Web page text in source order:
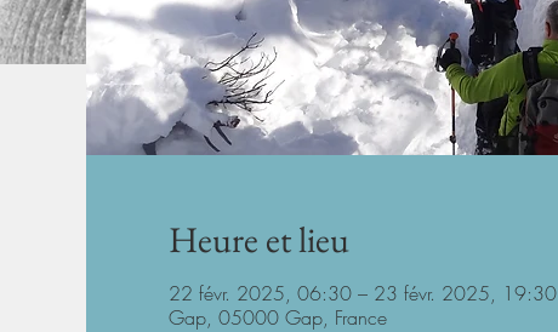
Heure et lieu
22 févr. 2025, 06:30 – 23 févr. 2025, 19:30
Gap, 05000 Gap, France